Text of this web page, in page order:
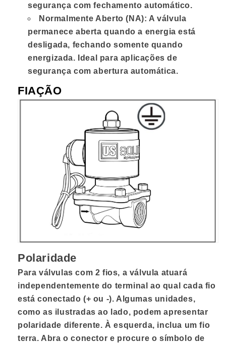
segurança com fechamento automático.
Normalmente Aberto (NA): A válvula
permanece aberta quando a energia está
desligada, fechando somente quando
energizada. Ideal para aplicações de
segurança com abertura automática.
FIAÇÃO
Polaridade
Para válvulas com 2 fios, a válvula atuará
independentemente do terminal ao qual cada fio
está conectado (+ ou -). Algumas unidades,
como as ilustradas ao lado, podem apresentar
polaridade diferente. À esquerda, inclua um fio
terra. Abra o conector e procure o símbolo de